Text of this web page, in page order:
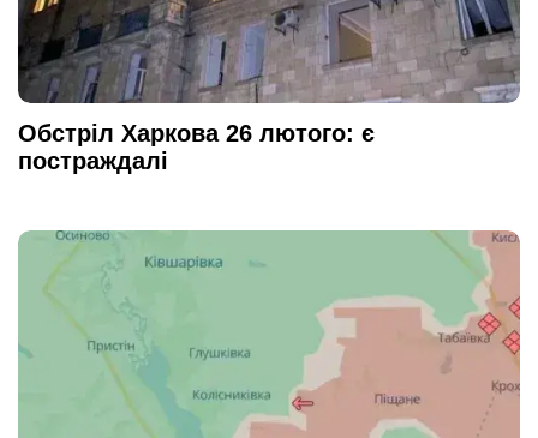
Обстріл Харкова 26 лютого: є
постраждалі